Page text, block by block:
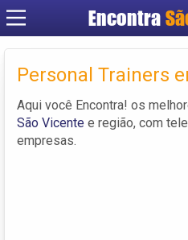
Encontra
Personal Trainers
Aqui você Encontra! os
São Vicente e região, com
empresas.